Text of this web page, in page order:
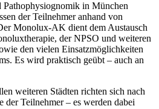
in München
der Teilnehmer anhand von
Monolux-AK dient dem Austausch
der NPSO und weiteren
den vielen Einsatzmöglichkeiten
Es wird praktisch geübt – auch an
weiteren Städten richten sich nach
der Teilnehmer – es werden dabei